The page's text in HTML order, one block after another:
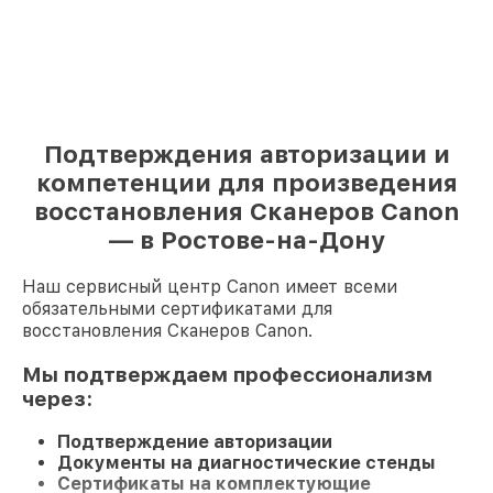
Подтверждения авторизации и
компетенции для произведения
восстановления Сканеров Canon
— в Ростове-на-Дону
Наш сервисный центр Canon имеет всеми
обязательными сертификатами для
восстановления Сканеров Canon.
Мы подтверждаем профессионализм
через:
Подтверждение авторизации
Документы на диагностические стенды
Сертификаты на комплектующие